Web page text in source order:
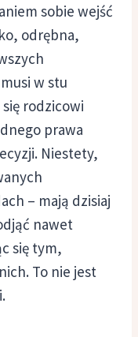
sobie wejść
odrębna,
w stu
rodzicowi
prawa
Niestety,
– mają dzisiaj
nawet
się tym,
To nie jest